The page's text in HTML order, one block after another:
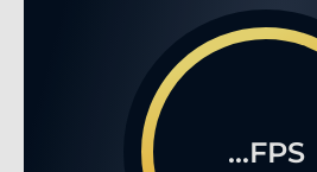
...FPS